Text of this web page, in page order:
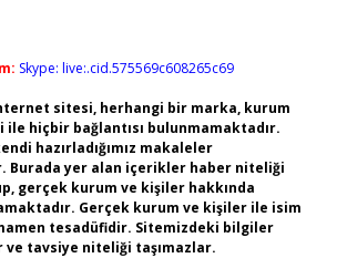
Skype: live:.cid.575569c608265c69
sitesi, herhangi bir marka, kurum
ile hiçbir bağlantısı bulunmamaktadır.
hazırladığımız makaleler
Burada yer alan içerikler haber niteliği
gerçek kurum ve kişiler hakkında
Gerçek kurum ve kişiler ile isim
tesadüfidir. Sitemizdeki bilgiler
tavsiye niteliği taşımazlar.